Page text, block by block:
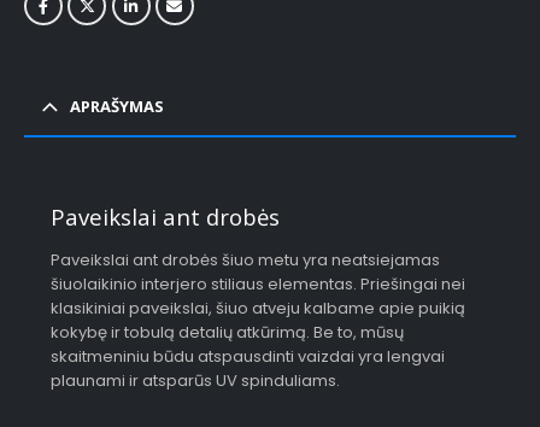
APRAŠYMAS
Paveikslai ant drobės
Paveikslai ant drobės šiuo metu yra neatsiejamas
šiuolaikinio interjero stiliaus elementas. Priešingai nei
klasikiniai paveikslai, šiuo atveju kalbame apie puikią
kokybę ir tobulą detalių atkūrimą. Be to, mūsų
skaitmeniniu būdu atspausdinti vaizdai yra lengvai
plaunami ir atsparūs UV spinduliams.